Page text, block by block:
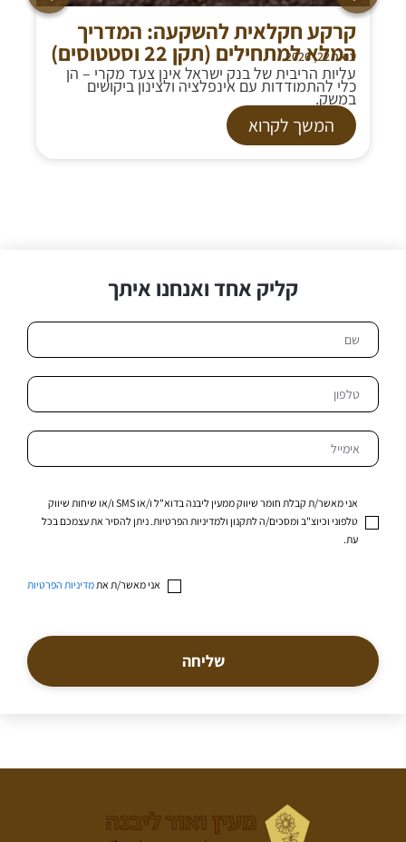
קרקע חקלאית להשקעה: המדריך
המלא למתחילים (תקן 22 וסטטוסים)
ינואר 22, 2026
עליות הריבית של בנק ישראל אינן צעד מקרי – הן
כלי להתמודדות עם אינפלציה ולצינון ביקושים
במשק.
המשך לקרוא
קליק אחד ואנחנו איתך
אני מאשר/ת קבלת חומר שיווק ממעין ליבנה בדוא"ל ו/או SMS ו/או שיחות שיווק
טלפוני וכיוצ"ב ומסכים/ה לתקנון ולמדיניות הפרטיות. ניתן להסיר את עצמכם בכל
עת.
אני מאשר/ת אתמדיניות הפרטיות
שליחה